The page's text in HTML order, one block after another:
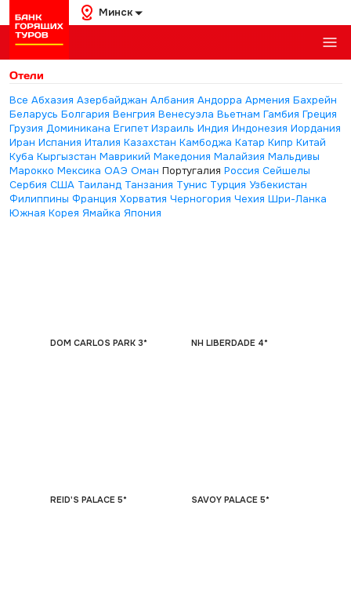
Минск
Отели
Все Абхазия Азербайджан Албания Андорра Армения Бахрейн
Беларусь Болгария Венгрия Венесуэла Вьетнам Гамбия Греция
Грузия Доминикана Египет Израиль Индия Индонезия Иордания
Иран Испания Италия Казахстан Камбоджа Катар Кипр Китай
Куба Кыргызстан Маврикий Македония Малайзия Мальдивы
Марокко Мексика ОАЭ Оман Португалия Россия Сейшелы
Сербия США Таиланд Танзания Тунис Турция Узбекистан
Филиппины Франция Хорватия Черногория Чехия Шри-Ланка
Южная Корея Ямайка Япония
DOM CARLOS PARK 3* NH LIBERDADE 4*
REID'S PALACE 5* SAVOY PALACE 5*